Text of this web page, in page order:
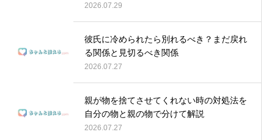
2026.07.29
彼氏に冷められたら別れるべき？まだ戻れ
る関係と見切るべき関係
2026.07.27
親が物を捨てさせてくれない時の対処法を
自分の物と親の物で分けて解説
2026.07.27